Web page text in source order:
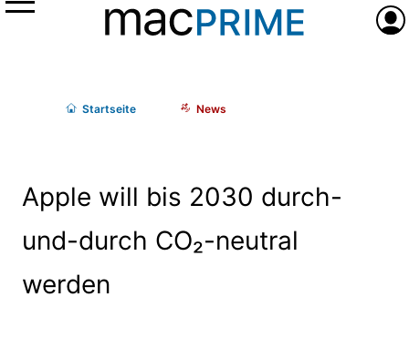
Menü
Startseite News
Apple will bis 2030 durch-
und-durch CO₂-neutral
werden